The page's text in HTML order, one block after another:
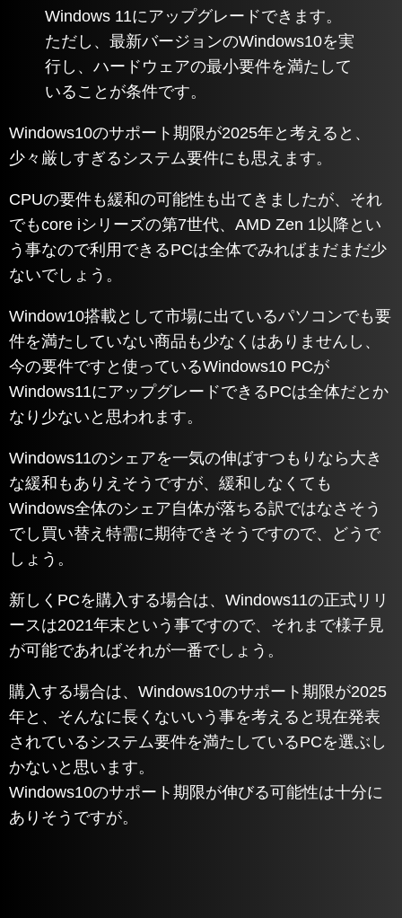
Windows 11にアップグレードできます。
ただし、最新バージョンのWindows10を実
行し、ハードウェアの最小要件を満たして
いることが条件です。
Windows10のサポート期限が2025年と考えると、
少々厳しすぎるシステム要件にも思えます。
CPUの要件も緩和の可能性も出てきましたが、それ
でもcore iシリーズの第7世代、AMD Zen 1以降とい
う事なので利用できるPCは全体でみればまだまだ少
ないでしょう。
Window10搭載として市場に出ているパソコンでも要
件を満たしていない商品も少なくはありませんし、
今の要件ですと使っているWindows10 PCが
Windows11にアップグレードできるPCは全体だとか
なり少ないと思われます。
Windows11のシェアを一気の伸ばすつもりなら大き
な緩和もありえそうですが、緩和しなくても
Windows全体のシェア自体が落ちる訳ではなさそう
でし買い替え特需に期待できそうですので、どうで
しょう。
新しくPCを購入する場合は、Windows11の正式リリ
ースは2021年末という事ですので、それまで様子見
が可能であればそれが一番でしょう。
購入する場合は、Windows10のサポート期限が2025
年と、そんなに長くないいう事を考えると現在発表
されているシステム要件を満たしているPCを選ぶし
かないと思います。
Windows10のサポート期限が伸びる可能性は十分に
ありそうですが。